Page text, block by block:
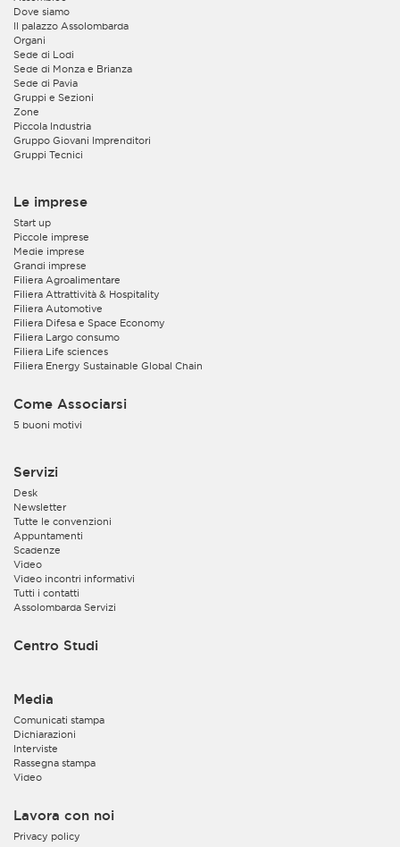
Dove siamo
Il palazzo Assolombarda
Organi
Sede di Lodi
Sede di Monza e Brianza
Sede di Pavia
Gruppi e Sezioni
Zone
Piccola Industria
Gruppo Giovani Imprenditori
Gruppi Tecnici
Le imprese
Start up
Piccole imprese
Medie imprese
Grandi imprese
Filiera Agroalimentare
Filiera Attrattività & Hospitality
Filiera Automotive
Filiera Difesa e Space Economy
Filiera Largo consumo
Filiera Life sciences
Filiera Energy Sustainable Global Chain
Come Associarsi
5 buoni motivi
Servizi
Desk
Newsletter
Tutte le convenzioni
Appuntamenti
Scadenze
Video
Video incontri informativi
Tutti i contatti
Assolombarda Servizi
Centro Studi
Media
Comunicati stampa
Dichiarazioni
Interviste
Rassegna stampa
Video
Lavora con noi
Privacy policy